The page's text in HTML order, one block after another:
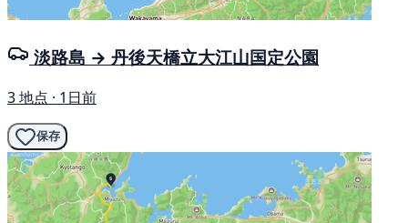
淡路島 → 丹後天橋立大江山国定公園
3 地点 · 1日前
保存